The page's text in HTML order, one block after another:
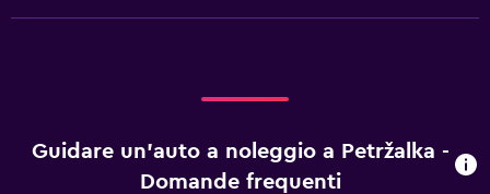
Guidare un'auto a noleggio a Petržalka -
Domande frequenti